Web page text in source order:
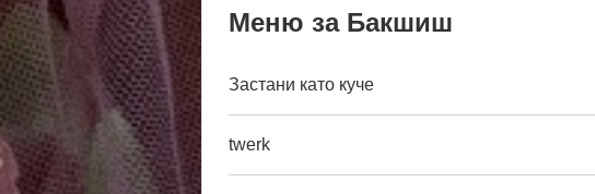
Меню за Бакшиш
Застани като куче
twerk